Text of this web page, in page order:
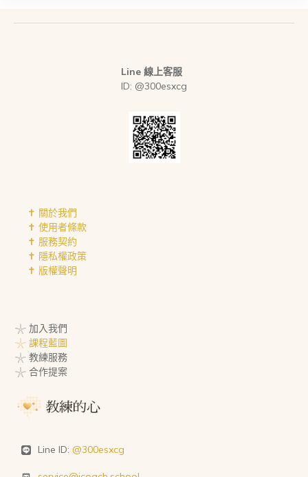
Line 線上客服
ID: @300esxcg
✝︎ 關於我們
✝︎ 使用者條款
✝︎ 服務契約
✝︎ 隱私權政策
✝︎ 版權聲明
𓇼 加入我們
𓇼 課程藍圖
𓇼 教練服務
𓇼 合作提案
Line ID: @300esxcg